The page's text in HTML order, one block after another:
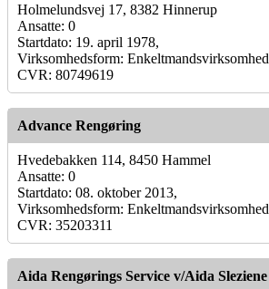
Holmelundsvej 17, 8382 Hinnerup
Ansatte: 0
Startdato: 19. april 1978,
Virksomhedsform: Enkeltmandsvirksomhed
CVR: 80749619
Advance Rengøring
Hvedebakken 114, 8450 Hammel
Ansatte: 0
Startdato: 08. oktober 2013,
Virksomhedsform: Enkeltmandsvirksomhed
CVR: 35203311
Aida Rengørings Service v/Aida Sleziene